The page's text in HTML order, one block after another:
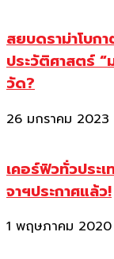
สยบดราม่าโบก
ประวัติศาสตร์
วัด?
26 มกราคม 2023
เคอร์ฟิวทั่วประ
จาฯประกาศแล้ว!
1 พฤษภาคม 2020